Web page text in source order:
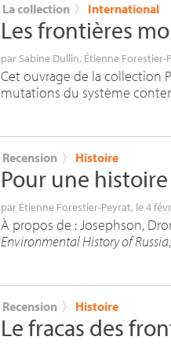
La collection 〉 International
Les frontières
par Sabine Dullin, Étienne Forestier-
Cet ouvrage de la collection
mutations du système
Recension 〉 Histoire
Pour une
par Étienne Forestier-Peyrat, le 4
À propos de : Josephson,
Environmental History of Russia
Recension 〉 Histoire
Le fracas des